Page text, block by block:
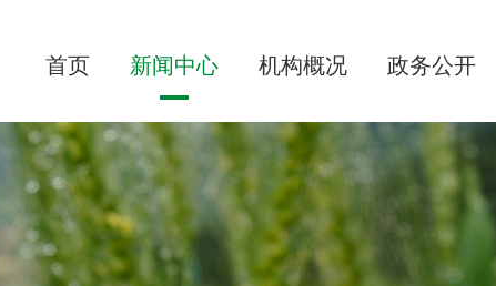
首页 新闻中心 机构概况 政务公开